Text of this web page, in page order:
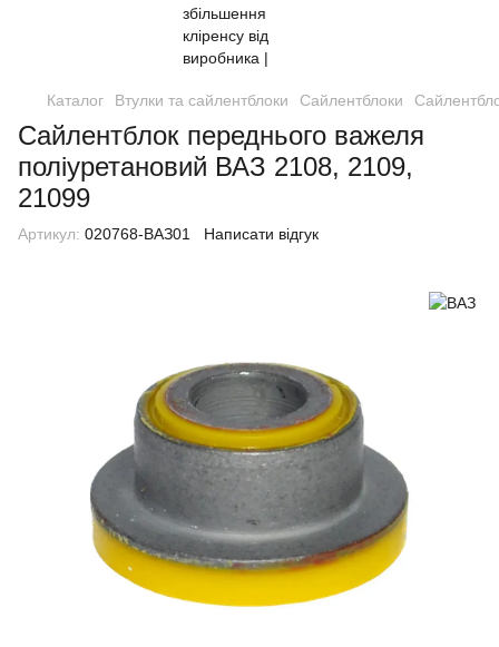
Каталог Втулки та сайлентблоки Сайлентблоки
Сайлентблок переднього важеля
поліуретановий ВАЗ 2108, 2109,
21099
Артикул: 020768-ВАЗ01 Написати відгук